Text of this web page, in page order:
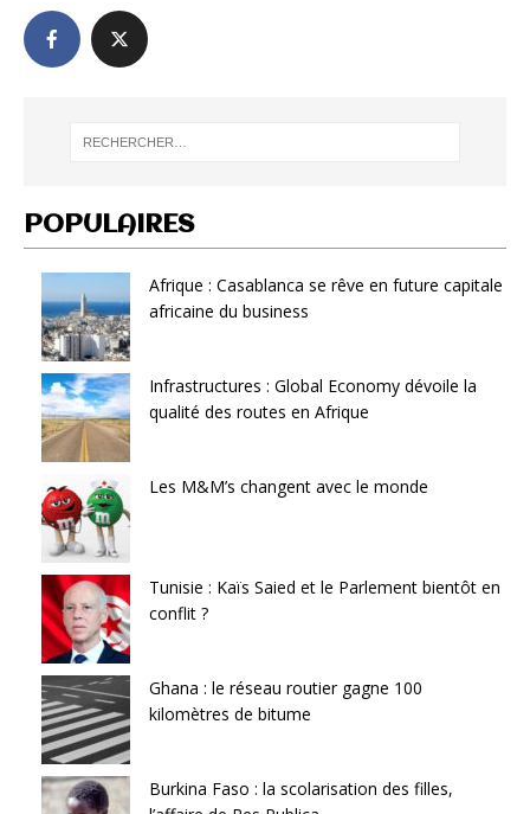
POPULAIRES
Afrique : Casablanca se rêve en future capitale
africaine du business
Infrastructures : Global Economy dévoile la
qualité des routes en Afrique
Les M&M’s changent avec le monde
Tunisie : Kaïs Saied et le Parlement bientôt en
conflit ?
Ghana : le réseau routier gagne 100
kilomètres de bitume
Burkina Faso : la scolarisation des filles,